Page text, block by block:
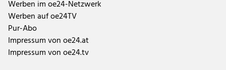
Werben im oe24-Netzwerk
Werben auf oe24TV
Pur-Abo
Impressum von oe24.at
Impressum von oe24.tv